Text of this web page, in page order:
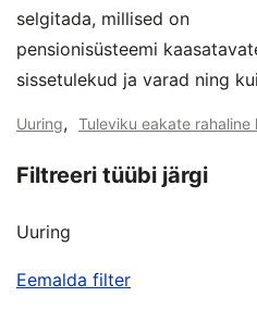
selgitada, millised on
pensionisüsteemi
sissetulekud ja varad ning
Uuring, Tuleviku eakate rahaline
Filtreeri tüübi järgi
Uuring
Eemalda filter